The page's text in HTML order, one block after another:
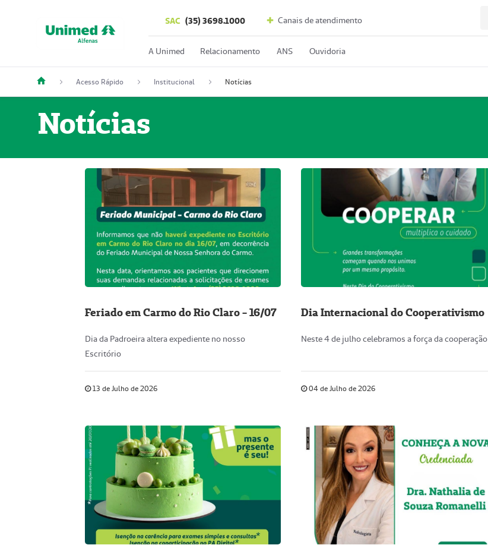
SAC (35) 3698.1000 Canais de atendimento
A Unimed Relacionamento ANS Ouvidoria
Acesso Rápido Institucional Notícias
Notícias
Feriado em Carmo do Rio Claro - 16/07
Dia da Padroeira altera expediente no nosso
Escritório
13 de Julho de 2026
Dia Internacional do Cooperativismo
Neste 4 de julho celebramos a força da cooperação
04 de Julho de 2026